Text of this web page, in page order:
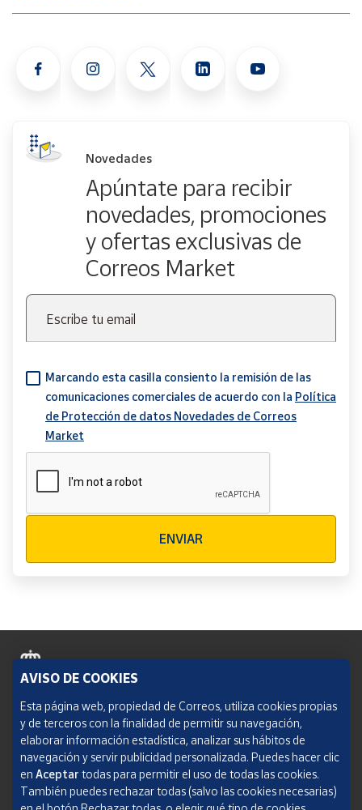
Novedades
Apúntate para recibir
novedades, promociones
y ofertas exclusivas de
Correos Market
Escribe tu email
Marcando esta casilla consiento la remisión de las
comunicaciones comerciales de acuerdo con la Política
de Protección de datos Novedades de Correos
Market
ENVIAR
Política de cookies
Aviso legal
Condiciones del servicio
Política de Privacidad Web
AVISO DE COOKIES
Esta página web, propiedad de Correos, utiliza cookies propias
y de terceros con la finalidad de permitir su navegación,
elaborar información estadística, analizar sus hábitos de
navegación y servir publicidad personalizada. Puedes hacer clic
en Aceptar todas para permitir el uso de todas las cookies.
También puedes rechazar todas (salvo las cookies necesarias)